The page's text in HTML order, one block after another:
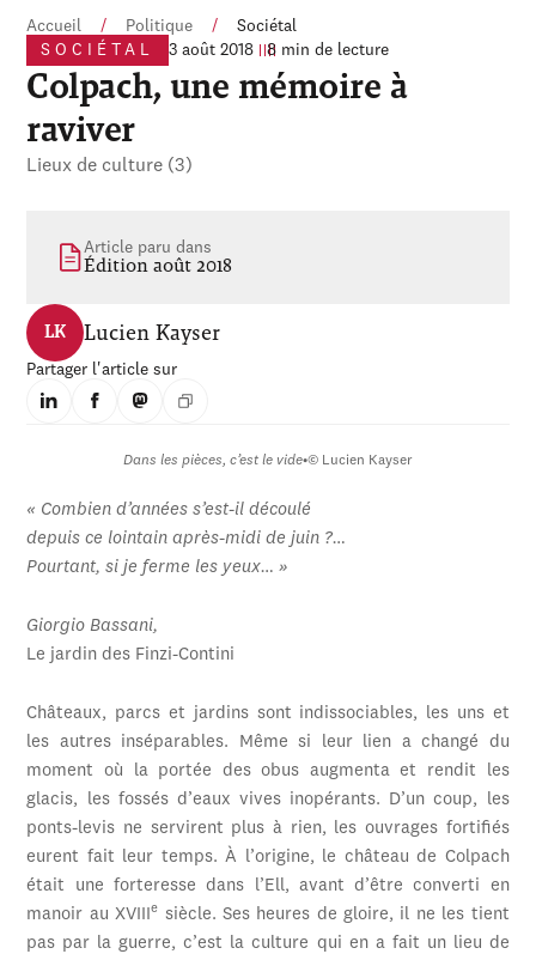
Accueil / Politique /
Sociétal
SOCIÉTAL
3 août 2018 8 min de lecture
Colpach, une mémoire à
raviver
Lieux de culture (3)
Article paru dans
Édition août 2018
LK Lucien Kayser
Partager l'article sur
Dans les pièces, c’est le vide•© Lucien Kayser
« Combien d’années s’est-il découlé
depuis ce lointain après-midi de juin ?…
Pourtant, si je ferme les yeux… »
Giorgio Bassani,
Le jardin des Finzi-Contini
Châteaux, parcs et jardins sont indissociables, les uns et
les autres inséparables. Même si leur lien a changé du
moment où la portée des obus augmenta et rendit les
glacis, les fossés d’eaux vives inopérants. D’un coup, les
ponts-levis ne servirent plus à rien, les ouvrages fortifiés
eurent fait leur temps. À l’origine, le château de Colpach
était une forteresse dans l’Ell, avant d’être converti en
manoir au XVIIIe siècle. Ses heures de gloire, il ne les tient
pas par la guerre, c’est la culture qui en a fait un lieu de